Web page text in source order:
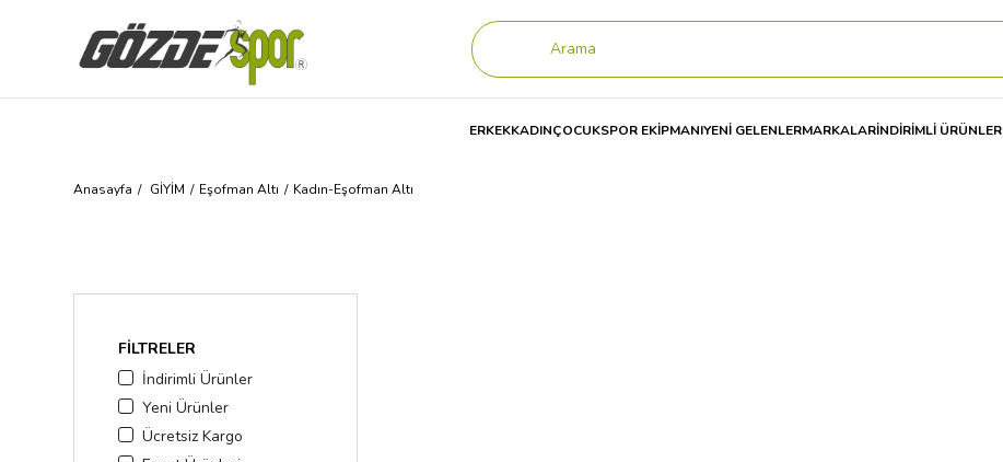
ERKEKKADINÇOCUKSPOR EKİPMANIYENİ GELENLERMARKALARİNDİRİMLİ ÜRÜNLER
Anasayfa GİYİM Eşofman Altı Kadın-Eşofman Altı
FILTRELER
İndirimli Ürünler
Yeni Ürünler
Ücretsiz Kargo